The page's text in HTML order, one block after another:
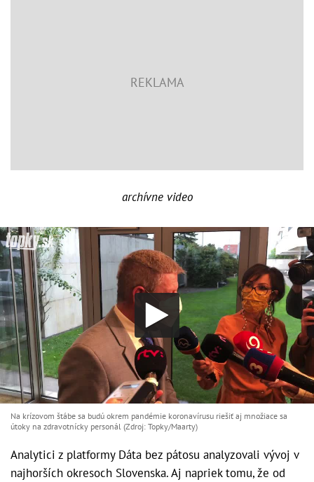
archívne video
Na krízovom štábe sa budú okrem pandémie koronavírusu riešiť aj množiace sa
útoky na zdravotnícky personál (Zdroj: Topky/Maarty)
Analytici z platformy Dáta bez pátosu analyzovali vývoj v
najhorších okresoch Slovenska. Aj napriek tomu, že od